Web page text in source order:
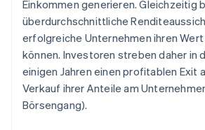
Einkommen generieren. Gleichzeitig
überdurchschnittliche
erfolgreiche Unternehmen ihren
können. Investoren streben daher in
einigen Jahren einen profitablen Exit
Verkauf ihrer Anteile am
Börsengang).